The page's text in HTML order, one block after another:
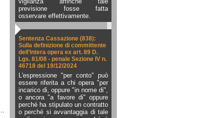
previsione fosse fatta
osservare effettivamente.
Sentenza Cassazione (838):
Sulla definizione di committente
dell’intera opera ex art. 89 D.
Lgs. 81/08 - penale Sezione IV n.
46718 del 19/12/2024
L'espressione "per conto" può
essere riferita a chi opera "per
incarico di, oppure "in nome di",
o ancora "a favore di" oppure
perché ha stipulato un contratto
o perché si avvantaggia di tale